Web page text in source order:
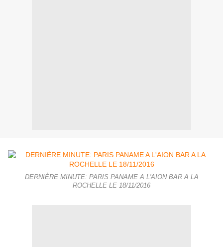
DERNIÈRE MINUTE: PARIS PANAME A L'AION BAR A LA
ROCHELLE LE 18/11/2016